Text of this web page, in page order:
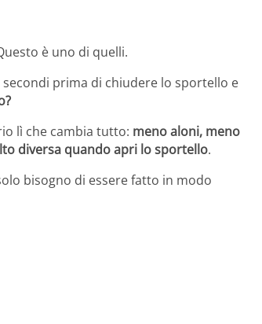
è uno di quelli.
prima di chiudere lo sportello e
lì che cambia tutto: meno aloni, meno
diversa quando apri lo sportello.
bisogno di essere fatto in modo